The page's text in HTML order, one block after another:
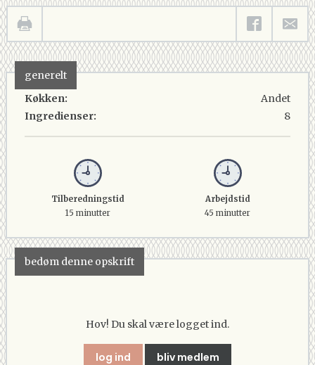
generelt
Køkken:
Ingredienser:
Andet
8
Tilberedningstid
15 minutter
Arbejdstid
45 minutter
bedøm denne opskrift
Hov! Du skal være logget ind.
log ind bliv medlem